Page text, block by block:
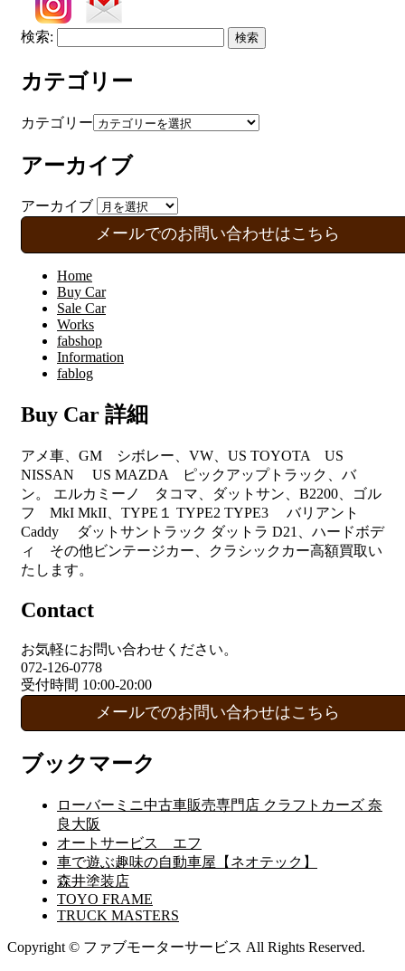
検索:
カテゴリー
カテゴリー
アーカイブ
アーカイブ
メールでのお問い合わせはこちら
Home
Buy Car
Sale Car
Works
fabshop
Information
fablog
Buy Car 詳細
アメ車、GM シボレー、VW、US TOYOTA US
NISSAN US MAZDA ピックアップトラック、バ
ン。 エルカミーノ タコマ、ダットサン、B2200、ゴル
フ MkI MkII、TYPE１ TYPE2 TYPE3 バリアント
Caddy ダットサントラック ダットラ D21、ハードボデ
ィ その他ビンテージカー、クラシックカー高額買取い
たします。
Contact
お気軽にお問い合わせください。
072-126-0778
受付時間 10:00-20:00
メールでのお問い合わせはこちら
ブックマーク
ローバーミニ中古車販売専門店 クラフトカーズ 奈
良大阪
オートサービス エフ
車で遊ぶ趣味の自動車屋【ネオテック】
森井塗装店
TOYO FRAME
TRUCK MASTERS
Copyright © ファブモーターサービス All Rights Reserved.